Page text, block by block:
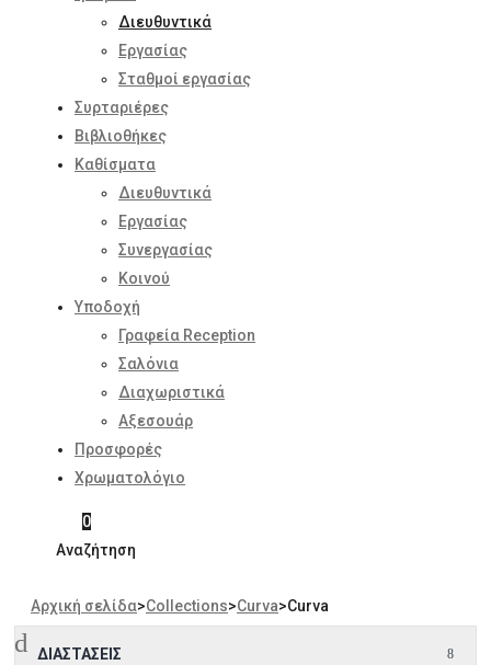
Διευθυντικά
Εργασίας
Σταθμοί εργασίας
Συρταριέρες
Βιβλιοθήκες
Καθίσματα
Διευθυντικά
Εργασίας
Συνεργασίας
Κοινού
Υποδοχή
Γραφεία Reception
Σαλόνια
Διαχωριστικά
Αξεσουάρ
Προσφορές
Χρωματολόγιο
0
Αναζήτηση
Αρχική σελίδα>Collections>Curva>Curva
ΔΙΑΣΤΆΣΕΙΣ